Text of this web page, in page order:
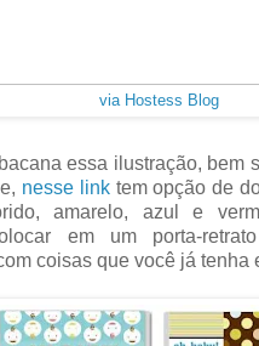
via Hostess Blog
essa ilustração, bem
nesse linktem opção de
amarelo, azul e
em um porta-
coisas que você já tenha